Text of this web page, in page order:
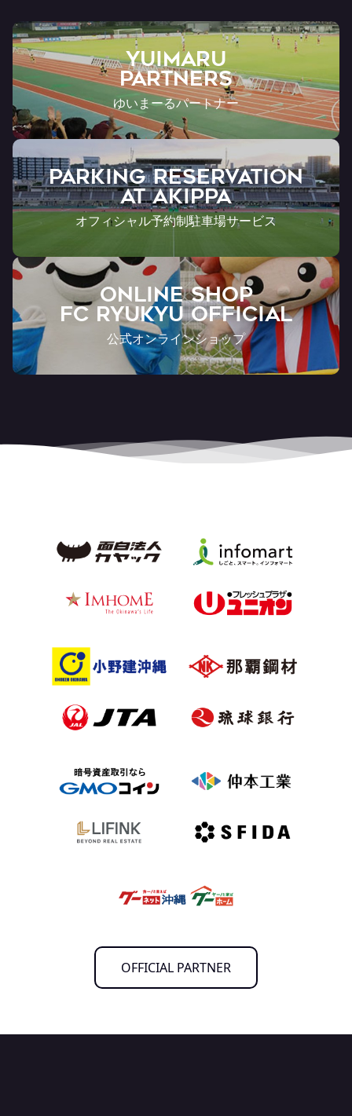
YUIMARU
Partners
ゆいまーるパートナー
PARKING RESERVATION
AT Akippa
オフィシャル予約制駐車場サービス
ONLINE SHOP
FC RYUKYU OFFICIAL
公式オンラインショップ
OFFICIAL PARTNER